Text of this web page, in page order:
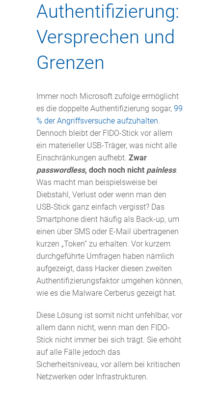
Authentifizierung:
Versprechen und
Grenzen
Immer noch Microsoft zufolge ermöglicht
es die doppelte Authentifizierung sogar, 99
% der Angriffsversuche aufzuhalten.
Dennoch bleibt der FIDO-Stick vor allem
ein materieller USB-Träger, was nicht alle
Einschränkungen aufhebt. Zwar
passwordless, doch noch nicht painless.
Was macht man beispielsweise bei
Diebstahl, Verlust oder wenn man den
USB-Stick ganz einfach vergisst? Das
Smartphone dient häufig als Back-up, um
einen über SMS oder E-Mail übertragenen
kurzen „Token“ zu erhalten. Vor kurzem
durchgeführte Umfragen haben nämlich
aufgezeigt, dass Hacker diesen zweiten
Authentifizierungsfaktor umgehen können,
wie es die Malware Cerberus gezeigt hat.
Diese Lösung ist somit nicht unfehlbar, vor
allem dann nicht, wenn man den FIDO-
Stick nicht immer bei sich trägt. Sie erhöht
auf alle Fälle jedoch das
Sicherheitsniveau, vor allem bei kritischen
Netzwerken oder Infrastrukturen.